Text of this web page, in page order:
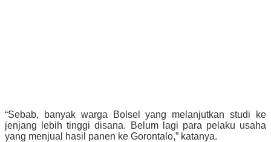
“Sebab, banyak warga Bolsel yang melanjutkan studi ke
jenjang lebih tinggi disana. Belum lagi para pelaku usaha
yang menjual hasil panen ke Gorontalo,” katanya.